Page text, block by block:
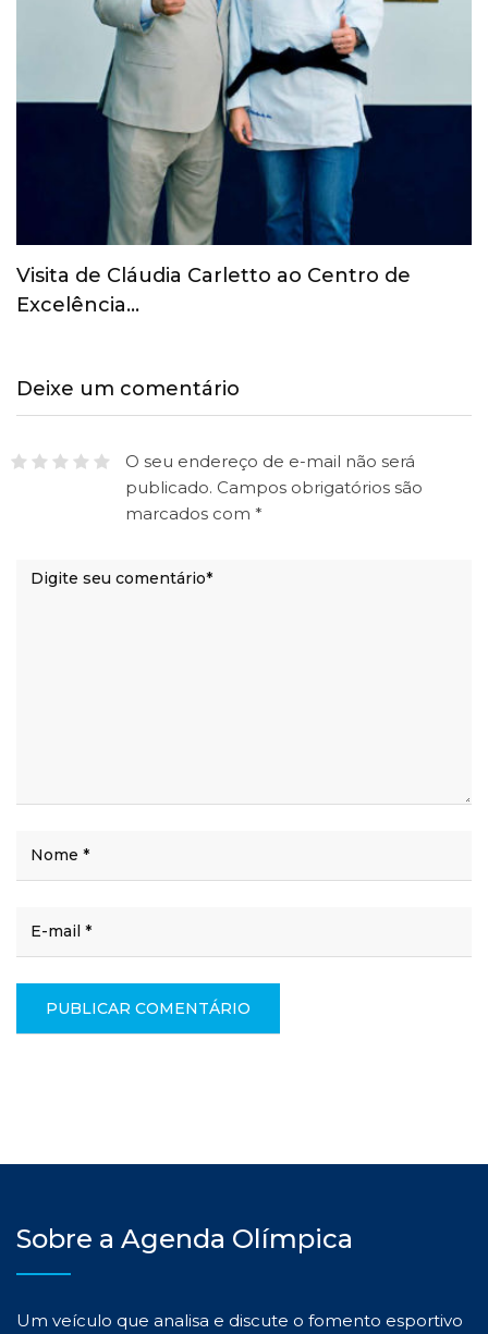
Encontro promovido pela ASEMESP marca
nova etapa para…
Deixe um comentário
O seu endereço de e-mail não será
publicado. Campos obrigatórios são
marcados com *
Sobre a Agenda Olímpica
Um veículo que analisa e discute o fomento esportivo